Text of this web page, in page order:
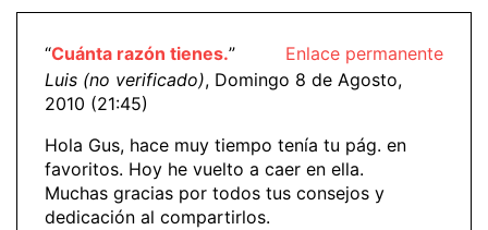
Enlace permanente
“Cuánta razón tienes.”
Luis (no verificado), Domingo 8 de Agosto,
2010 (21:45)
Hola Gus, hace muy tiempo tenía tu pág. en
favoritos. Hoy he vuelto a caer en ella.
Muchas gracias por todos tus consejos y
dedicación al compartirlos.